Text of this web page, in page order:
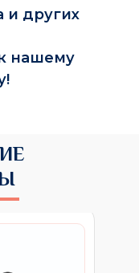
и других
нашему